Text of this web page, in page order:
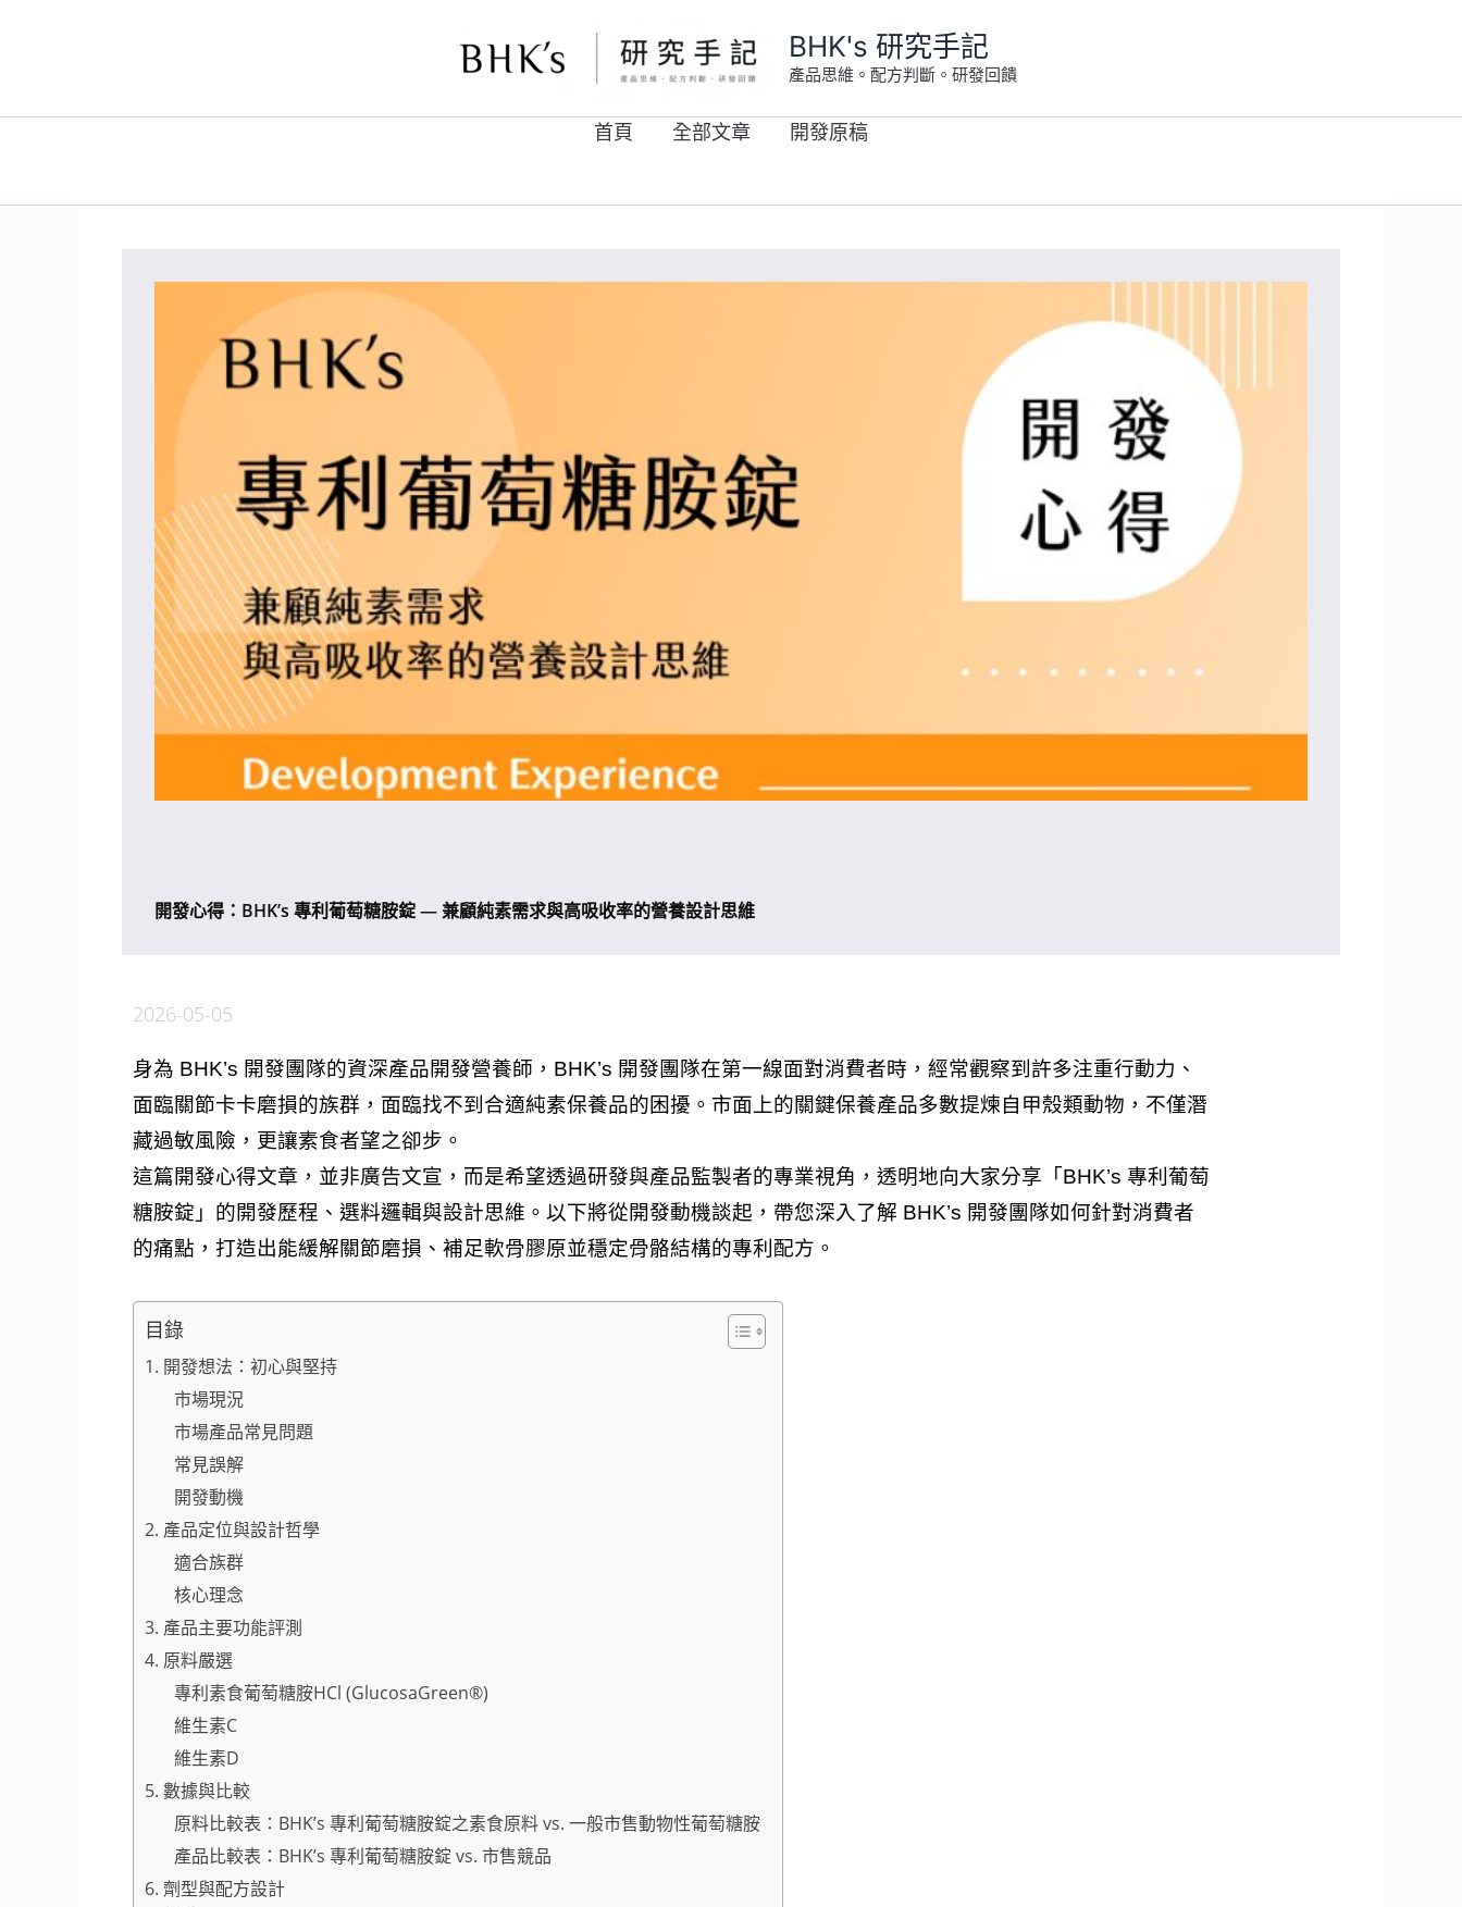
BHK's 研究手記
產品思維。配方判斷。研發回饋
首頁 全部文章 開發原稿
開發心得：BHK’s 專利葡萄糖胺錠 — 兼顧純素需求與高吸收率的營養設計思維
2026-05-05
身為 BHK’s 開發團隊的資深產品開發營養師，BHK’s 開發團隊在第一線面對消費者時，經常觀察到許多注重行動力、
面臨關節卡卡磨損的族群，面臨找不到合適純素保養品的困擾。市面上的關鍵保養產品多數提煉自甲殼類動物，不僅潛
藏過敏風險，更讓素食者望之卻步。
這篇開發心得文章，並非廣告文宣，而是希望透過研發與產品監製者的專業視角，透明地向大家分享「BHK’s 專利葡萄
糖胺錠」的開發歷程、選料邏輯與設計思維。以下將從開發動機談起，帶您深入了解 BHK’s 開發團隊如何針對消費者
的痛點，打造出能緩解關節磨損、補足軟骨膠原並穩定骨骼結構的專利配方。
目錄
1. 開發想法：初心與堅持
市場現況
市場產品常見問題
常見誤解
開發動機
2. 產品定位與設計哲學
適合族群
核心理念
3. 產品主要功能評測
4. 原料嚴選
專利素食葡萄糖胺HCl (GlucosaGreen®)
維生素C
維生素D
5. 數據與比較
原料比較表：BHK’s 專利葡萄糖胺錠之素食原料 vs. 一般市售動物性葡萄糖胺
產品比較表：BHK’s 專利葡萄糖胺錠 vs. 市售競品
6. 劑型與配方設計